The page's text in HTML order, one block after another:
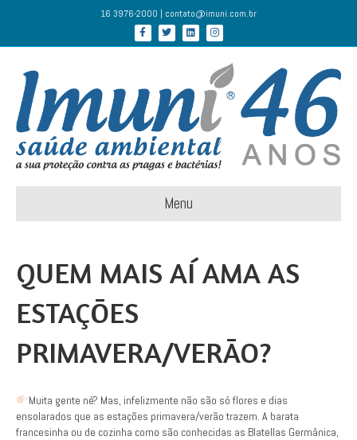
16 3976-2000 | contato@imuni.com.br
FacebookTwitterLinkedinInstagram
Menu
QUEM MAIS AÍ AMA AS
ESTAÇÕES
PRIMAVERA/VERÃO?
Muita gente né? Mas, infelizmente não são só flores e dias
ensolarados que as estações primavera/verão trazem. A barata
francesinha ou de cozinha como são conhecidas as Blatellas Germânica,